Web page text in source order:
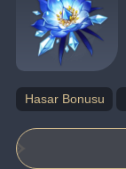
Hasar Bonusu